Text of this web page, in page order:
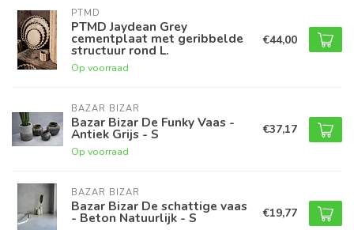
PTMD
PTMD Jaydean Grey
cementplaat met geribbelde
structuur rond L.
Op voorraad
€44,00
BAZAR BIZAR
Bazar Bizar De Funky Vaas -
Antiek Grijs - S
Op voorraad
€37,17
BAZAR BIZAR
Bazar Bizar De schattige vaas
- Beton Natuurlijk - S €19,77